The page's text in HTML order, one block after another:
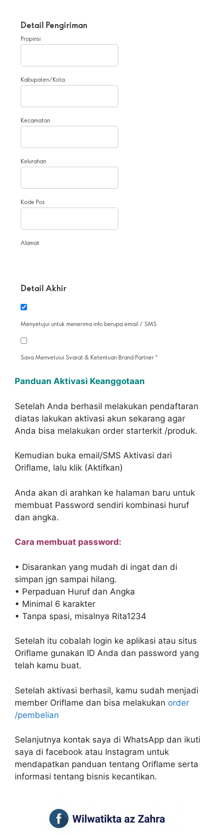
Panduan Aktivasi Keanggotaan
Setelah Anda berhasil melakukan pendaftaran
diatas lakukan aktivasi akun sekarang agar
Anda bisa melakukan order starterkit /produk.
Kemudian buka email/SMS Aktivasi dari
Oriflame, lalu klik (Aktifkan)
Anda akan di arahkan ke halaman baru untuk ‎
membuat Password sendiri kombinasi huruf
dan angka.
Cara membuat password:
• Disarankan yang mudah di ingat dan di
simpan jgn sampai hilang.
• Perpaduan Huruf dan Angka
• Minimal 6 karakter
• Tanpa spasi, misalnya Rita1234
Setelah itu cobalah login ke aplikasi atau situs
Oriflame gunakan ID Anda dan password yang
telah kamu buat.
Setelah aktivasi berhasil, kamu sudah menjadi
member Oriflame dan bisa melakukan order
/pembelian
Selanjutnya kontak saya di WhatsApp dan ikuti
saya di facebook atau Instagram untuk
mendapatkan panduan tentang Oriflame serta
informasi tentang bisnis kecantikan.